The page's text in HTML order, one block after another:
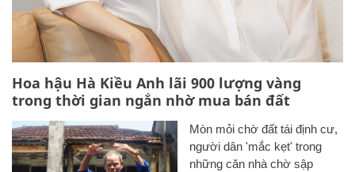
Hoa hậu Hà Kiều Anh lãi 900 lượng vàng
trong thời gian ngắn nhờ mua bán đất
Mòn mỏi chờ đất tái định cư,
người dân 'mắc kẹt' trong
những căn nhà chờ sập